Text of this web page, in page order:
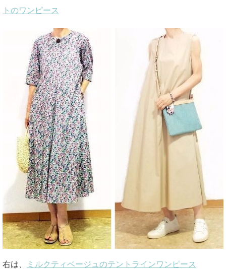
トのワンピース
右は、 ミルクティベージュのテントラインワンピース